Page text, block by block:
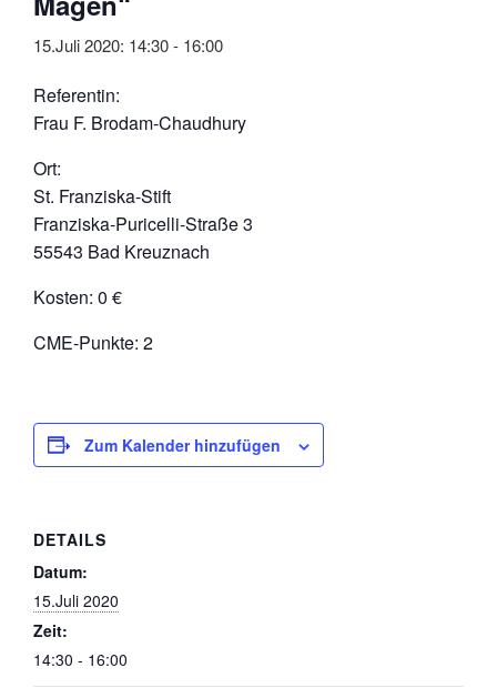
15.Juli 2020: 14:30- 16:00
Referentin:
Frau F. Brodam-Chaudhury
Ort:
St. Franziska-Stift
Franziska-Puricelli-Straße 3
55543 Bad Kreuznach
Kosten: 0 €
CME-Punkte: 2
Zum Kalender hinzufügen
DETAILS
Datum:
15.Juli 2020
Zeit:
14:30 - 16:00